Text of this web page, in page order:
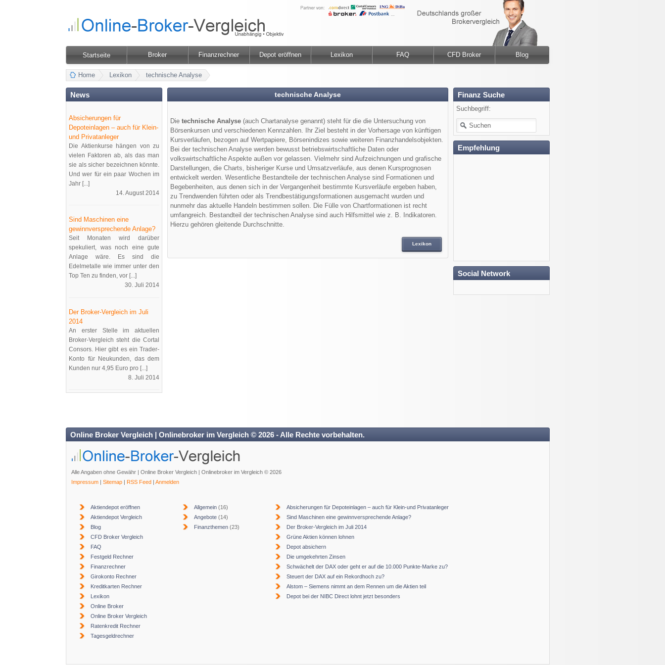
Startseite Broker Finanzrechner Depot eröffnen Lexikon FAQ CFD Broker Blog
Home Lexikon technische Analyse
News
Absicherungen für
Depoteinlagen – auch für Klein-
und Privatanleger
Die Aktienkurse hängen von zu
vielen Faktoren ab, als das man
sie als sicher bezeichnen könnte.
Und wer für ein paar Wochen im
Jahr [...]
14. August 2014
Sind Maschinen eine
gewinnversprechende Anlage?
Seit Monaten wird darüber
spekuliert, was noch eine gute
Anlage wäre. Es sind die
Edelmetalle wie immer unter den
Top Ten zu finden, vor [...]
30. Juli 2014
Der Broker-Vergleich im Juli
2014
An erster Stelle im aktuellen
Broker-Vergleich steht die Cortal
Consors. Hier gibt es ein Trader-
Konto für Neukunden, das dem
Kunden nur 4,95 Euro pro [...]
8. Juli 2014
technische Analyse
Die technische Analyse (auch Chartanalyse genannt) steht für die die Untersuchung von
Börsenkursen und verschiedenen Kennzahlen. Ihr Ziel besteht in der Vorhersage von künftigen
Kursverläufen, bezogen auf Wertpapiere, Börsenindizes sowie weiteren Finanzhandelsobjekten.
Bei der technischen Analyse werden bewusst betriebswirtschaftliche Daten oder
volkswirtschaftliche Aspekte außen vor gelassen. Vielmehr sind Aufzeichnungen und grafische
Darstellungen, die Charts, bisheriger Kurse und Umsatzverläufe, aus denen Kursprognosen
entwickelt werden. Wesentliche Bestandteile der technischen Analyse sind Formationen und
Begebenheiten, aus denen sich in der Vergangenheit bestimmte Kursverläufe ergeben haben,
zu Trendwenden führten oder als Trendbestätigungsformationen ausgemacht wurden und
nunmehr das aktuelle Handeln bestimmen sollen. Die Fülle von Chartformationen ist recht
umfangreich. Bestandteil der technischen Analyse sind auch Hilfsmittel wie z. B. Indikatoren.
Hierzu gehören gleitende Durchschnitte.
Lexikon
Finanz Suche
Suchbegriff:
Empfehlung
Social Network
Online Broker Vergleich | Onlinebroker im Vergleich © 2026 - Alle Rechte vorbehalten.
Alle Angaben ohne Gewähr | Online Broker Vergleich | Onlinebroker im Vergleich © 2026
Impressum | Sitemap | RSS Feed | Anmelden
Aktiendepot eröffnen
Aktiendepot Vergleich
Blog
CFD Broker Vergleich
FAQ
Festgeld Rechner
Finanzrechner
Girokonto Rechner
Kreditkarten Rechner
Lexikon
Online Broker
Online Broker Vergleich
Ratenkredit Rechner
Tagesgeldrechner
Allgemein (16)
Angebote (14)
Finanzthemen (23)
Absicherungen für Depoteinlagen – auch für Klein-und Privatanleger
Sind Maschinen eine gewinnversprechende Anlage?
Der Broker-Vergleich im Juli 2014
Grüne Aktien können lohnen
Depot absichern
Die umgekehrten Zinsen
Schwächelt der DAX oder geht er auf die 10.000 Punkte-Marke zu?
Steuert der DAX auf ein Rekordhoch zu?
Alstom – Siemens nimmt an dem Rennen um die Aktien teil
Depot bei der NIBC Direct lohnt jetzt besonders